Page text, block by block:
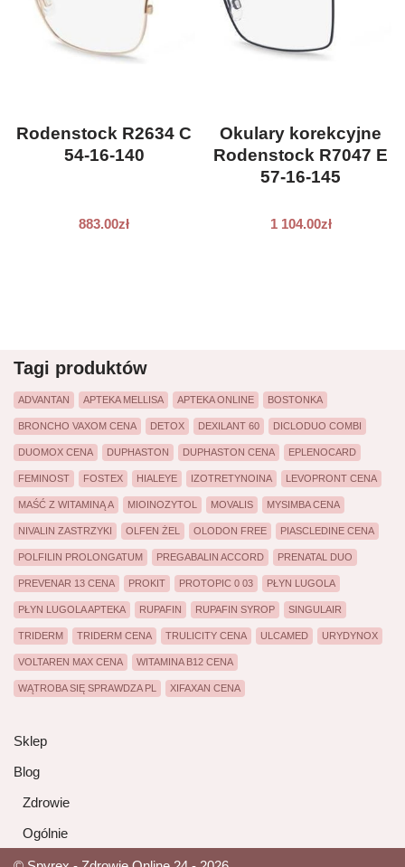
Rodenstock R2634 C
54-16-140
883.00zł
Okulary korekcyjne
Rodenstock R7047 E
57-16-145
1 104.00zł
Tagi produktów
ADVANTAN APTEKA MELLISA APTEKA ONLINE BOSTONKA
BRONCHO VAXOM CENA DETOX DEXILANT 60 DICLODUO COMBI
DUOMOX CENA DUPHASTON DUPHASTON CENA EPLENOCARD
FEMINOST FOSTEX HIALEYE IZOTRETYNOINA LEVOPRONT CENA
MAŚĆ Z WITAMINĄ A MIOINOZYTOL MOVALIS MYSIMBA CENA
NIVALIN ZASTRZYKI OLFEN ŻEL OLODON FREE PIASCLEDINE CENA
POLFILIN PROLONGATUM PREGABALIN ACCORD PRENATAL DUO
PREVENAR 13 CENA PROKIT PROTOPIC 0 03 PŁYN LUGOLA
PŁYN LUGOLA APTEKA RUPAFIN RUPAFIN SYROP SINGULAIR
TRIDERM TRIDERM CENA TRULICITY CENA ULCAMED URYDYNOX
VOLTAREN MAX CENA WITAMINA B12 CENA
WĄTROBA SIĘ SPRAWDZA PL XIFAXAN CENA
Sklep
Blog
Zdrowie
Ogólnie